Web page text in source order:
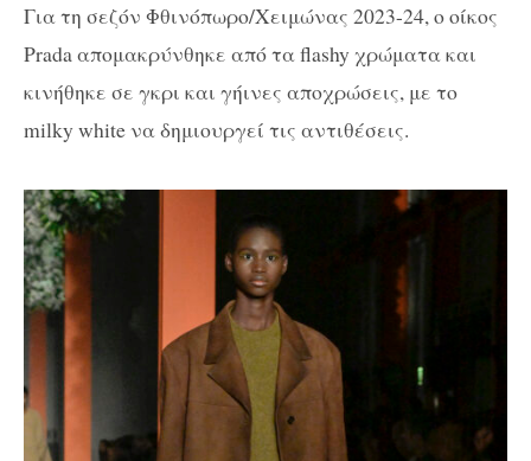
Για τη σεζόν Φθινόπωρο/Χειμώνας 2023-24, ο οίκος
Prada απομακρύνθηκε από τα flashy χρώματα και
κινήθηκε σε γκρι και γήινες αποχρώσεις, με το
milky white να δημιουργεί τις αντιθέσεις.